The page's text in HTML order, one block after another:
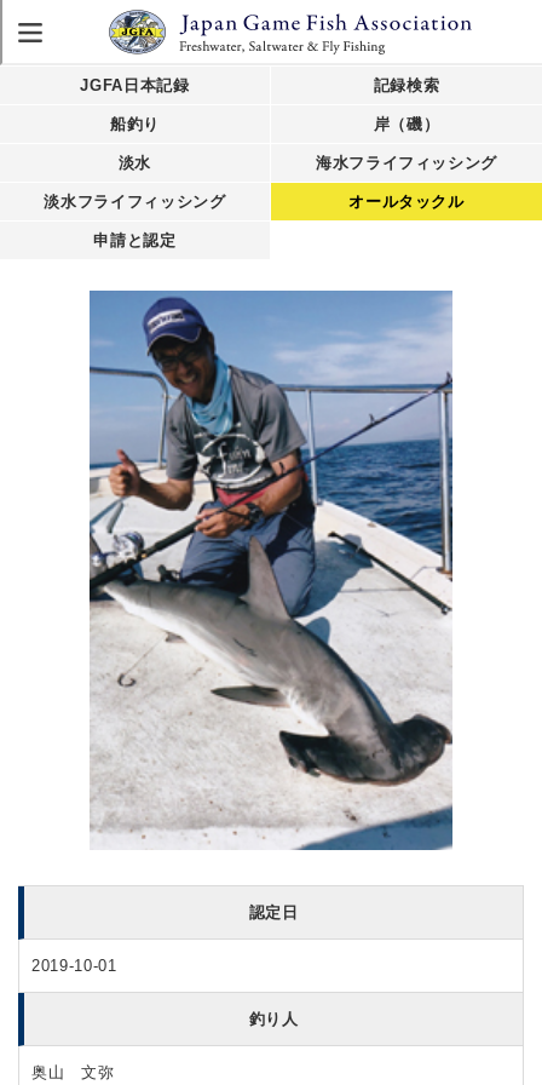
JGFA日本記録 記録検索
船釣り 岸（磯）
淡水 海水フライフィッシング
淡水フライフィッシング オールタックル
申請と認定
認定日
2019-10-01
釣り人
奥山 文弥